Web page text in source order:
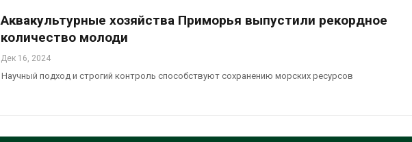
Аквакультурные хозяйства Приморья выпустили рекордное
количество молоди
Дек 16, 2024
Научный подход и строгий контроль способствуют сохранению морских ресурсов